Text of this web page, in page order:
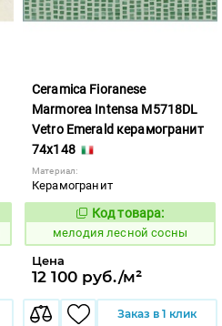
Ceramica Fioranese
Marmorea Intensa M5718DL
Vetro Emerald керамогранит
74x148
Материал:
Керамогранит
958972
Код товара:
мелодия лесной сосны
Цена
12 100 руб./м²
Заказ в 1 клик